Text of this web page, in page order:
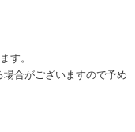
す。
合がございますので予め